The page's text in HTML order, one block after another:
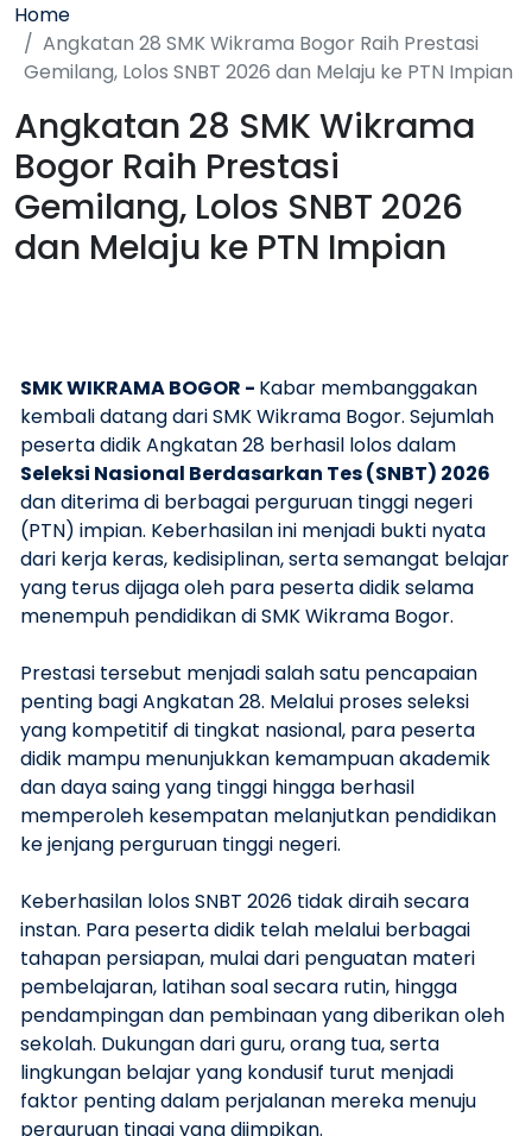
Home
Angkatan 28 SMK Wikrama Bogor Raih Prestasi
Gemilang, Lolos SNBT 2026 dan Melaju ke PTN Impian
Angkatan 28 SMK Wikrama
Bogor Raih Prestasi
Gemilang, Lolos SNBT 2026
dan Melaju ke PTN Impian
SMK WIKRAMA BOGOR - Kabar membanggakan
kembali datang dari SMK Wikrama Bogor. Sejumlah
peserta didik Angkatan 28 berhasil lolos dalam
Seleksi Nasional Berdasarkan Tes (SNBT) 2026
dan diterima di berbagai perguruan tinggi negeri
(PTN) impian. Keberhasilan ini menjadi bukti nyata
dari kerja keras, kedisiplinan, serta semangat belajar
yang terus dijaga oleh para peserta didik selama
menempuh pendidikan di SMK Wikrama Bogor.
Prestasi tersebut menjadi salah satu pencapaian
penting bagi Angkatan 28. Melalui proses seleksi
yang kompetitif di tingkat nasional, para peserta
didik mampu menunjukkan kemampuan akademik
dan daya saing yang tinggi hingga berhasil
memperoleh kesempatan melanjutkan pendidikan
ke jenjang perguruan tinggi negeri.
Keberhasilan lolos SNBT 2026 tidak diraih secara
instan. Para peserta didik telah melalui berbagai
tahapan persiapan, mulai dari penguatan materi
pembelajaran, latihan soal secara rutin, hingga
pendampingan dan pembinaan yang diberikan oleh
sekolah. Dukungan dari guru, orang tua, serta
lingkungan belajar yang kondusif turut menjadi
faktor penting dalam perjalanan mereka menuju
perguruan tinggi yang diimpikan.